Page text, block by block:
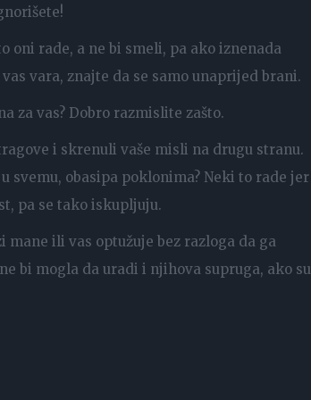
oni rade, a ne bi smeli, pa ako iznenada
vara, znajte da se samo unaprijed brani.
za vas? Dobro razmislite zašto.
i skrenuli vaše misli na drugu stranu.
svemu, obasipa poklonima? Neki to rade jer
pa se tako iskupljuju.
ili vas optužuje bez razloga da ga
bi mogla da uradi i njihova supruga, ako su